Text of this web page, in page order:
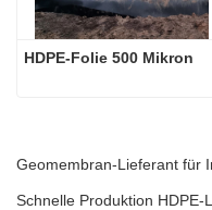
HDPE-Folie 500 Mikron
Schnelle Produktion HDPE-